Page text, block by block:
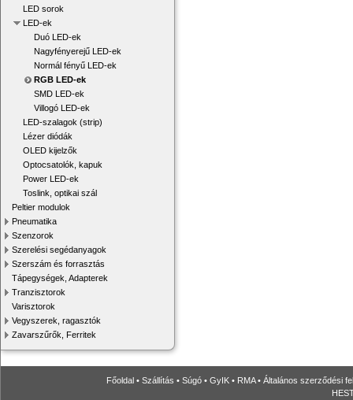
LED sorok
LED-ek
Duó LED-ek
Nagyfényerejű LED-ek
Normál fényű LED-ek
RGB LED-ek
SMD LED-ek
Villogó LED-ek
LED-szalagok (strip)
Lézer diódák
OLED kijelzők
Optocsatolók, kapuk
Power LED-ek
Toslink, optikai szál
Peltier modulok
Pneumatika
Szenzorok
Szerelési segédanyagok
Szerszám és forrasztás
Tápegységek, Adapterek
Tranzisztorok
Varisztorok
Vegyszerek, ragasztók
Zavarszűrők, Ferritek
Főoldal • Szállítás • Súgó • GyIK • RMA• Általános szerződési